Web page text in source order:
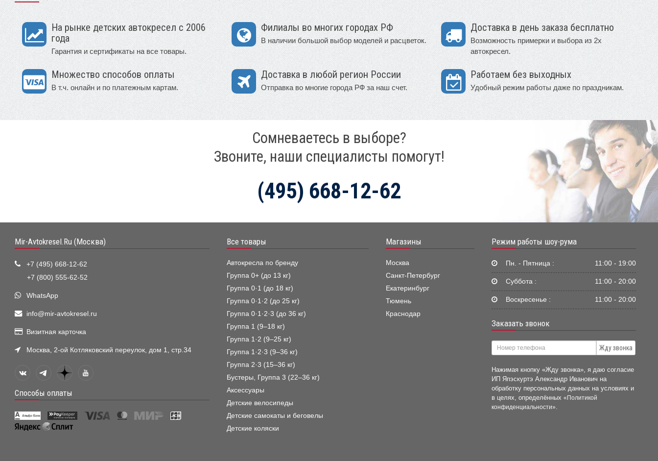
На рынке детских автокресел с 2006
года
Гарантия и сертификаты на все товары.
Филиалы во многих городах РФ
В наличии большой выбор моделей и расцветок.
Доставка в день заказа бесплатно
Возможность примерки и выбора из 2х
автокресел.
Множество способов оплаты
В т.ч. онлайн и по платежным картам.
Доставка в любой регион России
Отправка во многие города РФ за наш счет.
Работаем без выходных
Удобный режим работы даже по праздникам.
Сомневаетесь в выборе?
Звоните, наши специалисты помогут!
(495) 668-12-62
Mir-Avtokresel.Ru (Москва)
+7 (495) 668-12-62
+7 (800) 555-62-52
WhatsApp
info@mir-avtokresel.ru
Визитная карточка
Москва, 2-ой Котляковский переулок, дом 1, стр.34
Способы оплаты
Все товары
Автокресла по бренду
Группа 0+ (до 13 кг)
Группа 0·1 (до 18 кг)
Группа 0·1·2 (до 25 кг)
Группа 0·1·2·3 (до 36 кг)
Группа 1 (9–18 кг)
Группа 1·2 (9–25 кг)
Группа 1·2·3 (9–36 кг)
Группа 2·3 (15–36 кг)
Бустеры, Группа 3 (22–36 кг)
Аксессуары
Детские велосипеды
Детские самокаты и беговелы
Детские коляски
Магазины
Москва
Санкт-Петербург
Екатеринбург
Тюмень
Краснодар
Режим работы шоу-рума
Пн. - Пятница : 11:00 - 19:00
Суббота : 11:00 - 20:00
Воскресенье : 11:00 - 20:00
Заказать звонок
Жду звонка
Нажимая кнопку «Жду звонка», я даю согласие
ИП Япэскуртэ Александр Иванович на
обработку персональных данных на условиях и
в целях, определённых«Политикой
конфиденциальности»